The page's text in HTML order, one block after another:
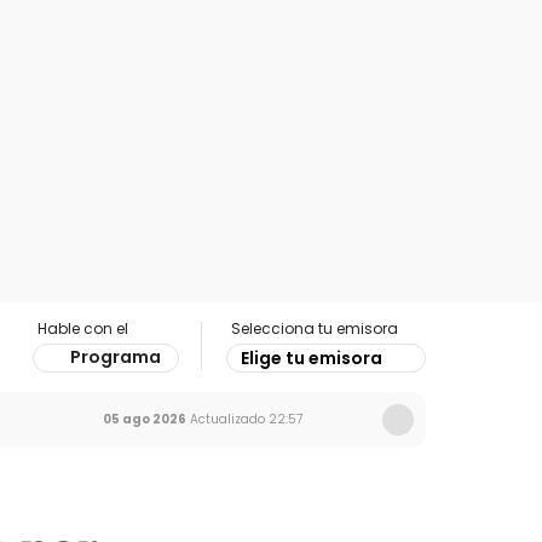
Hable con el
Programa
Selecciona tu emisora
Elige tu emisora
05 ago 2026 Actualizado 22:57